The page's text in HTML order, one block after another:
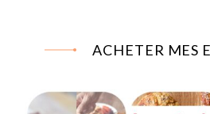
ACHETER MES